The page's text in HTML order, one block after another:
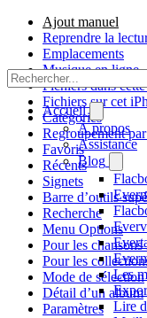
Accueil
À propos
Assistance
Blog
Les
Lire
Ajout manuel
Reprendre la
Emplacements
Musique en ligne
Fichiers dans
Fichiers sur cet
Catégories
Regroupement
Favoris
Récents
Signets
Barre d’outils
Recherche
Menu Options
Pour les
Pour les
Mode de sélection
Détail d’un album
Paramètres